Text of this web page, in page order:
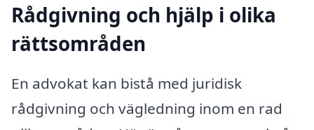
Rådgivning och hjälp i olika
rättsområden
En advokat kan bistå med juridisk
rådgivning och vägledning inom en rad